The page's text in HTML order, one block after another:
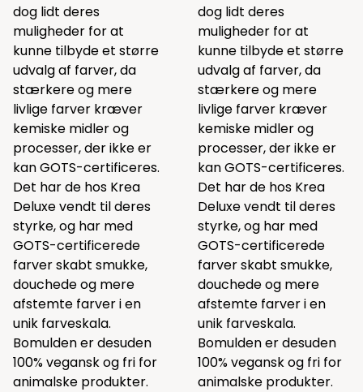
dog lidt deres
muligheder for at
kunne tilbyde et større
udvalg af farver, da
stærkere og mere
livlige farver kræver
kemiske midler og
processer, der ikke er
kan GOTS-certificeres.
Det har de hos Krea
Deluxe vendt til deres
styrke, og har med
GOTS-certificerede
farver skabt smukke,
douchede og mere
afstemte farver i en
unik farveskala.
Bomulden er desuden
100% vegansk og fri for
animalske produkter.
dog lidt deres
muligheder for at
kunne tilbyde et større
udvalg af farver, da
stærkere og mere
livlige farver kræver
kemiske midler og
processer, der ikke er
kan GOTS-certificeres.
Det har de hos Krea
Deluxe vendt til deres
styrke, og har med
GOTS-certificerede
farver skabt smukke,
douchede og mere
afstemte farver i en
unik farveskala.
Bomulden er desuden
100% vegansk og fri for
animalske produkter.